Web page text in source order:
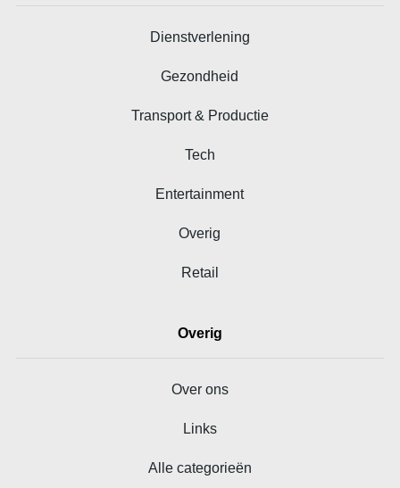
Dienstverlening
Gezondheid
Transport & Productie
Tech
Entertainment
Overig
Retail
Overig
Over ons
Links
Alle categorieën